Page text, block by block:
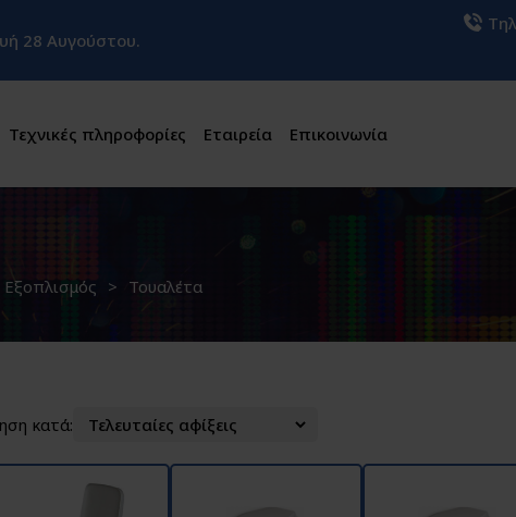
28 Αυγούστου.
Τεχνικές πληροφορίες Εταιρεία Επικοινωνία
Εξοπλισμός Τουαλέτα
κατά: